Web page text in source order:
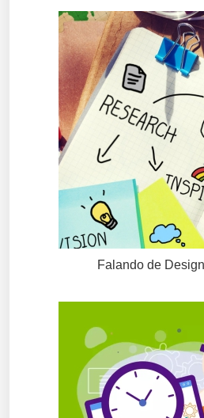
Falando de